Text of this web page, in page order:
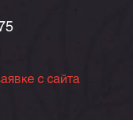
с сайта